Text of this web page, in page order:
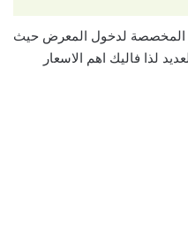
المخصصة لدخول المعرض حيث
لذا فاليك اهم الاسعار